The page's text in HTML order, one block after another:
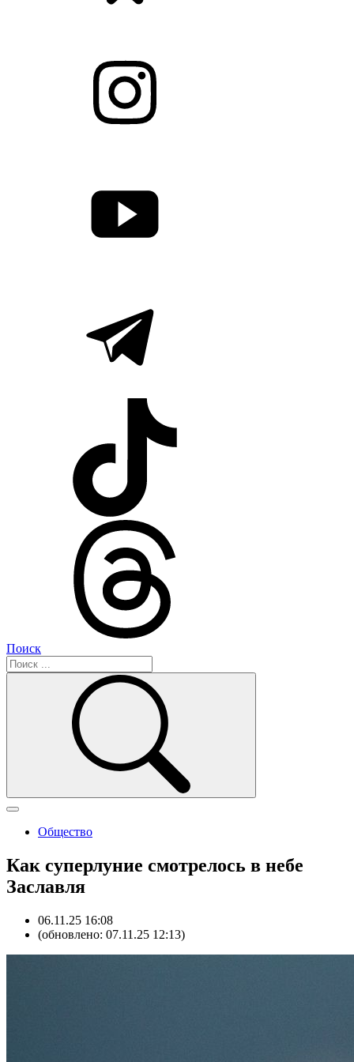
Поиск
Общество
Как суперлуние смотрелось в небе
Заславля
06.11.25 16:08
(обновлено: 07.11.25 12:13)